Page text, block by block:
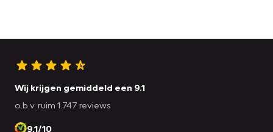
Wij krijgen gemiddeld een 9.1
o.b.v. ruim 1.747 reviews
9.1/10